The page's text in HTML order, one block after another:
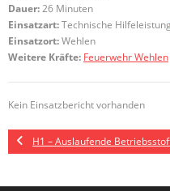
Dauer:26 Minuten
Einsatzart:Technische
Einsatzort:Wehlen
Weitere Kräfte: Feuerwehr Wehlen
Kein Einsatzbericht vorhanden
H1 – Auslaufende